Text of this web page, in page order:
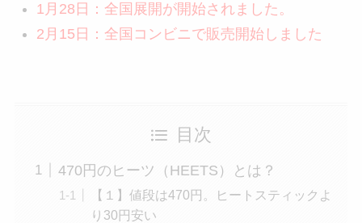
1月28日：全国展開が開始されました。
2月15日：全国コンビニで販売開始しました
目次
470円のヒーツ（HEETS）とは？
【１】値段は470円。ヒートスティックよ
り30円安い